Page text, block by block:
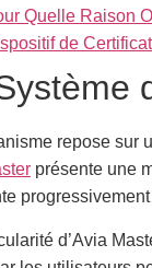
Quelle Raison
de
repose sur
présente une
d’Avia